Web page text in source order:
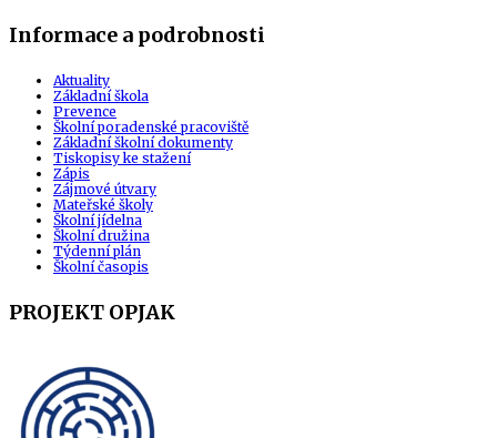
Informace a podrobnosti
Aktuality
Základní škola
Prevence
Školní poradenské pracoviště
Základní školní dokumenty
Tiskopisy ke stažení
Zápis
Zájmové útvary
Mateřské školy
Školní jídelna
Školní družina
Týdenní plán
Školní časopis
PROJEKT OPJAK